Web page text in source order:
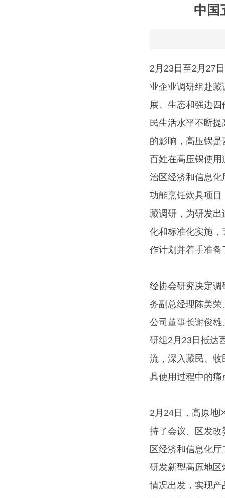
中国
2月23日至2月27
业企业调研组赴
展、生态和强边
民生活水平不断
的影响，高压锅是
百姓在高压锅使用
治区经济和信息
功能烹饪炊具项
藏调研，为研发
化和标准化实施
作计划并着手准备
经协会研究决定
务副总经理陈美
公司董事长谢俊雄
研组2月23日抵达
流，深入藏民、
具使用过程中的痛
2月24日，高原地
持了会议、区发改
区经济和信息化
研发新型高原地
情况出发，实现